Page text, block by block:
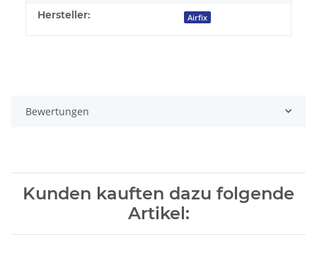
Hersteller: Airfix
Bewertungen
Kunden kauften dazu folgende
Artikel: